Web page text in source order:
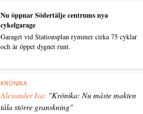
Nu öppnar Södertälje centrums nya
cykelgarage
Garaget vid Stationsplan rymmer cirka 75 cyklar
och är öppet dygnet runt.
KRÖNIKA
Alexander Isa: "Krönika: Nu måste makten
tåla större granskning"